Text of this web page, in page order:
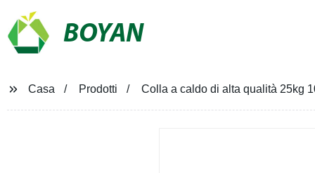
BOYAN
Casa Prodotti Colla a caldo di alta qualità 25kg